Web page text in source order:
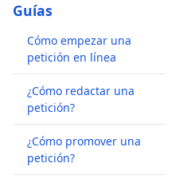
Guías
Cómo empezar una
petición en línea
¿Cómo redactar una
petición?
¿Cómo promover una
petición?